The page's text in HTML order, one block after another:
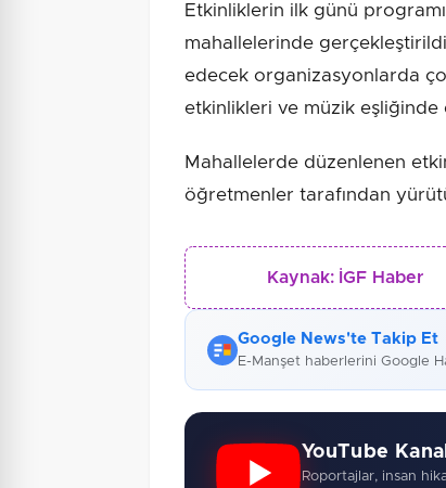
Etkinliklerin ilk günü
mahallelerinde
edecek organizasyonlarda
etkinlikleri ve müzik eşliğinde
Mahallelerde düzenlenen
öğretmenler tarafından
Kaynak: İGF Haber
Google News'te Takip Et
E-Manşet haberlerini Google
YouTube
Roportajlar, insan